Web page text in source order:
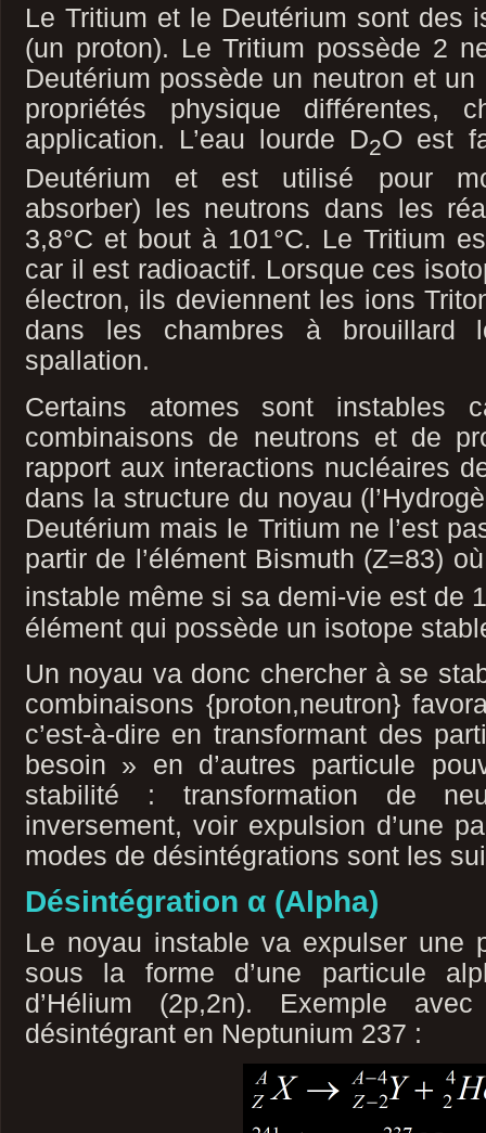
Le Tritium et le Deutérium sont des
(un proton). Le Tritium possède 2
Deutérium possède un neutron et
propriétés physique différentes,
application. L’eau lourde D2O est
Deutérium et est utilisé pour
absorber) les neutrons dans les
3,8°C et bout à 101°C. Le Tritium
car il est radioactif. Lorsque ces
électron, ils deviennent les ions
dans les chambres à brouillard
spallation.
Certains atomes sont instables
combinaisons de neutrons et de
rapport aux interactions nucléaires
dans la structure du noyau
Deutérium mais le Tritium ne l’est
partir de l’élément Bismuth (Z=83)
instable même si sa demi-vie est de
élément qui possède un isotope
Un noyau va donc chercher à se
combinaisons {proton,neutron}
c’est-à-dire en transformant des
besoin » en d’autres particule
stabilité : transformation de
inversement, voir expulsion d’une
modes de désintégrations sont les
Désintégration α (Alpha)
Le noyau instable va expulser une
sous la forme d’une particule
d’Hélium (2p,2n). Exemple
désintégrant en Neptunium 237 :